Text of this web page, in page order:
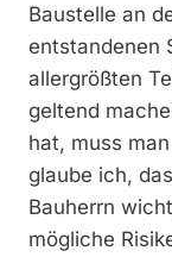
Baustelle an
entstandenen
allergrößten
geltend
hat, muss
glaube ich,
Bauherrn
mögliche